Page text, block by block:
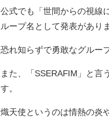
公式でも「世間からの視線
ループ名として発表があり
恐れ知らずで勇敢なグルー
また、「SSERAFIM」と言
す。
熾天使というのは情熱の炎